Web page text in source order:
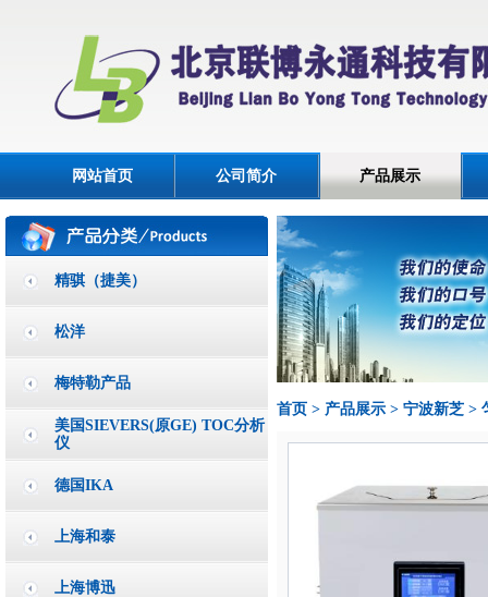
网站首页 公司简介 产品展示
精骐（捷美）
松洋
梅特勒产品
美国SIEVERS(原GE) TOC分析
仪
德国IKA
上海和泰
上海博迅
首页 > 产品展示 > 宁波新芝 >